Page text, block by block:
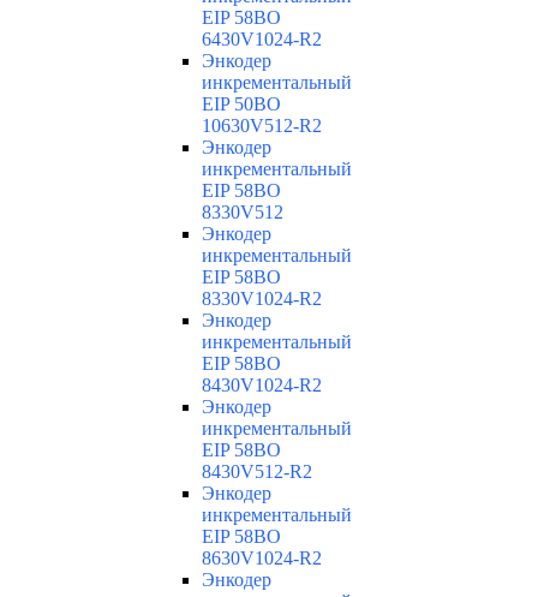
EIP 58BO
6430V1024-R2
Энкодер
инкрементальный
EIP 50BO
10630V512-R2
Энкодер
инкрементальный
EIP 58BO
8330V512
Энкодер
инкрементальный
EIP 58BO
8330V1024-R2
Энкодер
инкрементальный
EIP 58BO
8430V1024-R2
Энкодер
инкрементальный
EIP 58BO
8430V512-R2
Энкодер
инкрементальный
EIP 58BO
8630V1024-R2
Энкодер